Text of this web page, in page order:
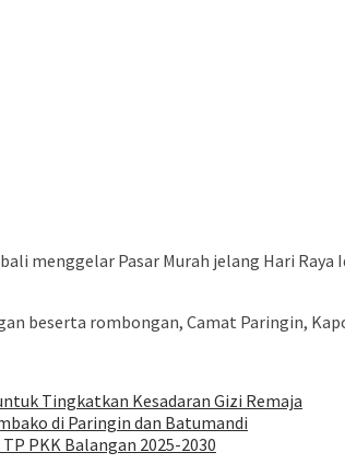
menggelar Pasar Murah jelang Hari
beserta rombongan, Camat Paringin,
Tingkatkan Kesadaran Gizi Remaja
di Paringin dan Batumandi
PKK Balangan 2025-2030